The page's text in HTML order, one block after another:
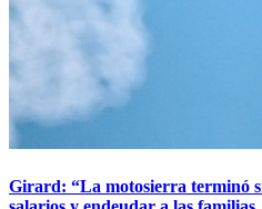
Girard: “La motosierra terminó